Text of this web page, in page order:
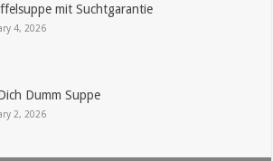
mit Suchtgarantie
4, 2026
Dumm Suppe
2, 2026